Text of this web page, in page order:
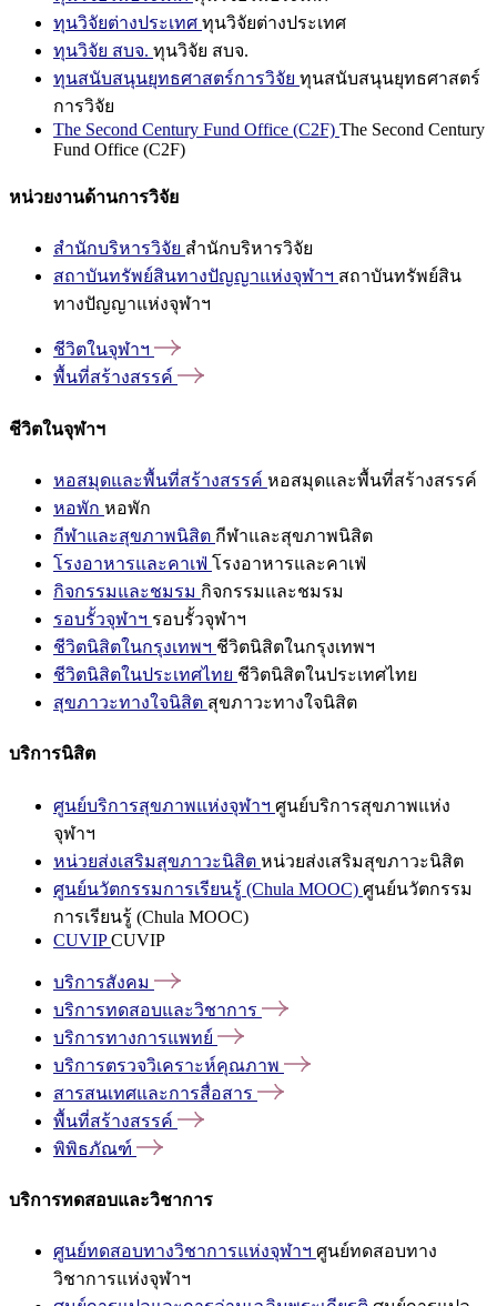
ทุนวิจัยต่างประเทศ ทุนวิจัยต่างประเทศ
ทุนวิจัย สบจ. ทุนวิจัย สบจ.
ทุนสนับสนุนยุทธศาสตร์การวิจัย ทุนสนับสนุนยุทธศาสตร์
การวิจัย
The Second Century Fund Office (C2F) The Second Century
Fund Office (C2F)
หน่วยงานด้านการวิจัย
สำนักบริหารวิจัย สำนักบริหารวิจัย
สถาบันทรัพย์สินทางปัญญาแห่งจุฬาฯ สถาบันทรัพย์สิน
ทางปัญญาแห่งจุฬาฯ
ชีวิตในจุฬาฯ
พื้นที่สร้างสรรค์
ชีวิตในจุฬาฯ
หอสมุดและพื้นที่สร้างสรรค์ หอสมุดและพื้นที่สร้างสรรค์
หอพัก หอพัก
กีฬาและสุขภาพนิสิต กีฬาและสุขภาพนิสิต
โรงอาหารและคาเฟ่ โรงอาหารและคาเฟ่
กิจกรรมและชมรม กิจกรรมและชมรม
รอบรั้วจุฬาฯ รอบรั้วจุฬาฯ
ชีวิตนิสิตในกรุงเทพฯ ชีวิตนิสิตในกรุงเทพฯ
ชีวิตนิสิตในประเทศไทย ชีวิตนิสิตในประเทศไทย
สุขภาวะทางใจนิสิต สุขภาวะทางใจนิสิต
บริการนิสิต
ศูนย์บริการสุขภาพแห่งจุฬาฯ ศูนย์บริการสุขภาพแห่ง
จุฬาฯ
หน่วยส่งเสริมสุขภาวะนิสิต หน่วยส่งเสริมสุขภาวะนิสิต
ศูนย์นวัตกรรมการเรียนรู้ (Chula MOOC) ศูนย์นวัตกรรม
การเรียนรู้ (Chula MOOC)
CUVIPCUVIP
บริการสังคม
บริการทดสอบและวิชาการ
บริการทางการแพทย์
บริการตรวจวิเคราะห์คุณภาพ
สารสนเทศและการสื่อสาร
พื้นที่สร้างสรรค์
พิพิธภัณฑ์
บริการทดสอบและวิชาการ
ศูนย์ทดสอบทางวิชาการแห่งจุฬาฯ ศูนย์ทดสอบทาง
วิชาการแห่งจุฬาฯ